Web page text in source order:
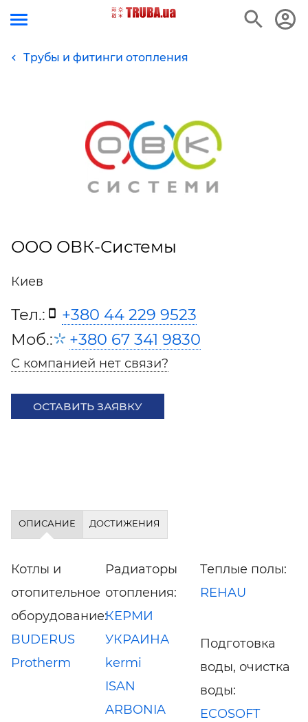
Трубы и фитинги отопления
ООО ОВК-Системы
Киев
Тел.:
+380 44 229 9523
Моб.:
+380 67 341 9830
С компанией нет связи?
ОСТАВИТЬ ЗАЯВКУ
ОПИСАНИЕ ДОСТИЖЕНИЯ
Котлы и
отопительное
оборудование:
BUDERUS
Protherm
Радиаторы
отопления:
КЕРМИ
УКРАИНА
kermi
ISAN
ARBONIA
Теплые полы:
REHAU
Подготовка
воды, очистка
воды:
ECOSOFT